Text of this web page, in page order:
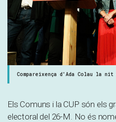
Compareixença d'Ada Colau la
Els Comuns i la CUP són els
electoral del 26-M. No és